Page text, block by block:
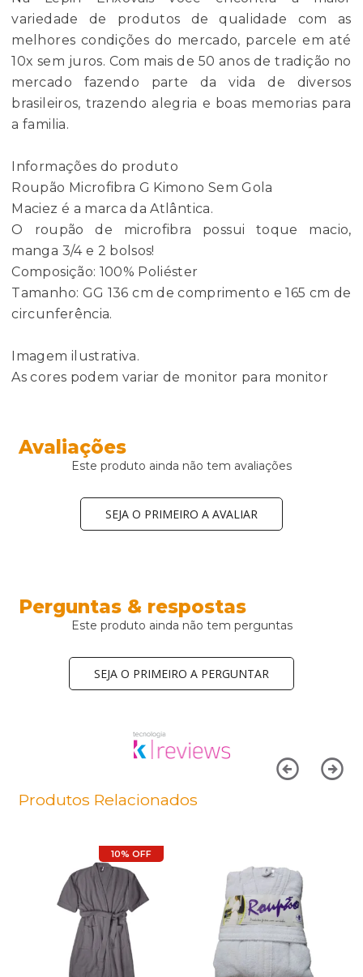
variedade de produtos de qualidade com as
melhores condições do mercado, parcele em até
10x sem juros. Com mais de 50 anos de tradição no
mercado fazendo parte da vida de diversos
brasileiros, trazendo alegria e boas memorias para
a familia.
Informações do produto
Roupão Microfibra G Kimono Sem Gola
Maciez é a marca da Atlântica.
O roupão de microfibra possui toque macio,
manga 3/4 e 2 bolsos!
Composição: 100% Poliéster
Tamanho: GG 136 cm de comprimento e 165 cm de
circunferência.
Imagem ilustrativa.
As cores podem variar de monitor para monitor
Avaliações
Este produto ainda não tem avaliações
SEJA O PRIMEIRO A AVALIAR
Perguntas & respostas
Este produto ainda não tem perguntas
SEJA O PRIMEIRO A PERGUNTAR
Produtos Relacionados
10% OFF